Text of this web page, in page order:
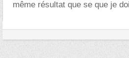
même résultat que se que je